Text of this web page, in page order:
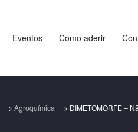
Eventos Como aderir
> Agroquímica > DIMETOMORFE –